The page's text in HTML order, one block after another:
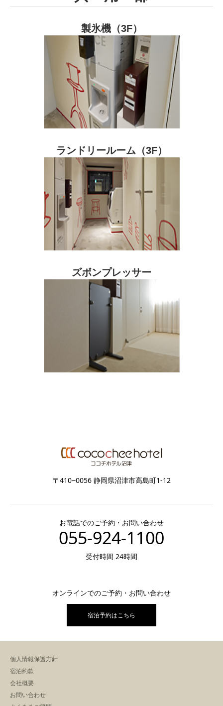
製氷機（3F）
ランドリールーム（3F）
ズボンプレッサー
〒410−0056 静岡県沼津市高島町1-12
お電話でのご予約・お問い合わせ
055-924-1100
受付時間 24時間
オンラインでのご予約・お問い合わせ
宿泊予約はこちら
個人情報保護方針
宿泊約款
会社概要
お問い合わせ